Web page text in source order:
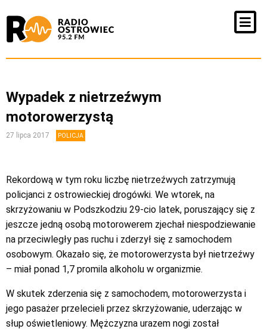
Wypadek z nietrzeźwym
motorowerzystą
27 lipca 2017 POLICJA
Rekordową w tym roku liczbę nietrzeźwych zatrzymują
policjanci z ostrowieckiej drogówki. We wtorek, na
skrzyżowaniu w Podszkodziu 29-cio latek, poruszający się z
jeszcze jedną osobą motorowerem zjechał niespodziewanie
na przeciwległy pas ruchu i zderzył się z samochodem
osobowym. Okazało się, że motorowerzysta był nietrzeźwy
– miał ponad 1,7 promila alkoholu w organizmie.
W skutek zderzenia się z samochodem, motorowerzysta i
jego pasażer przelecieli przez skrzyżowanie, uderzając w
słup oświetleniowy. Mężczyzna urazem nogi został